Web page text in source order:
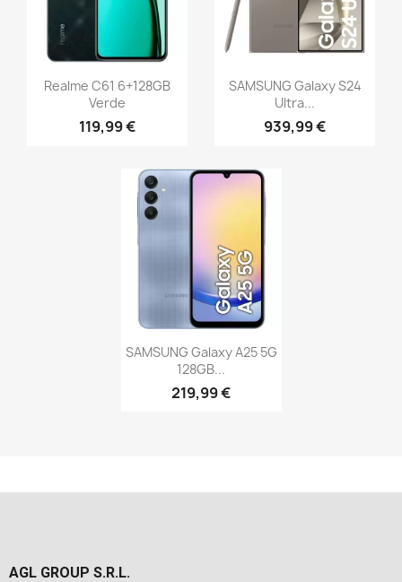
Realme C61 6+128GB
Verde
119,99 €
SAMSUNG Galaxy S24
Ultra...
939,99 €
SAMSUNG Galaxy A25 5G
128GB...
219,99 €
AGL GROUP S.R.L.